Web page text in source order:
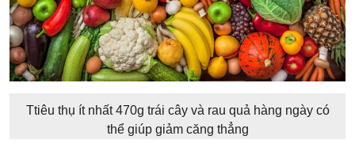
Ttiêu thụ ít nhất 470g trái cây và rau quả hàng ngày có
thể giúp giảm căng thẳng